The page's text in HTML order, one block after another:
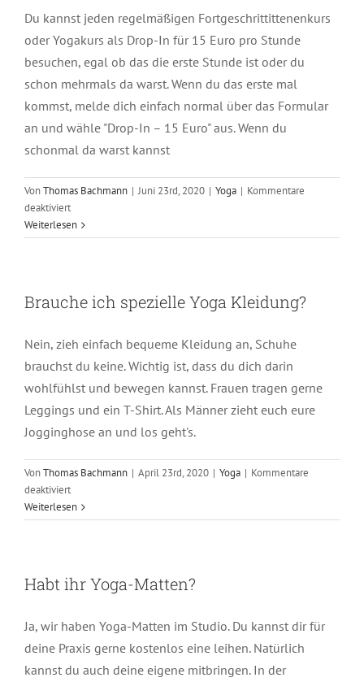
Club?
Du kannst jeden regelmäßigen Fortgeschrittittenenkurs
oder Yogakurs als Drop-In für 15 Euro pro Stunde
besuchen, egal ob das die erste Stunde ist oder du
schon mehrmals da warst. Wenn du das erste mal
kommst, melde dich einfach normal über das Formular
an und wähle "Drop-In – 15 Euro" aus. Wenn du
schonmal da warst kannst
VonThomas Bachmann | Juni 23rd, 2020 | Yoga | Kommentare
deaktiviertfür
Kann
ich
Weiterlesen
Brauche ich spezielle Yoga Kleidung?
Nein, zieh einfach bequeme Kleidung an, Schuhe
brauchst du keine. Wichtig ist, dass du dich darin
wohlfühlst und bewegen kannst. Frauen tragen gerne
Leggings und ein T-Shirt. Als Männer zieht euch eure
Jogginghose an und los geht's.
VonThomas Bachmann | April 23rd, 2020 | Yoga | Kommentare
deaktiviertfür
Brauche
ich
Kleidung?
Weiterlesen
Habt ihr Yoga-Matten?
Ja, wir haben Yoga-Matten im Studio. Du kannst dir für
deine Praxis gerne kostenlos eine leihen. Natürlich
kannst du auch deine eigene mitbringen. In der